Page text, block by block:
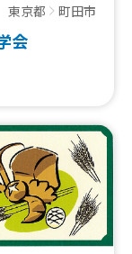
東京都 町田市
会